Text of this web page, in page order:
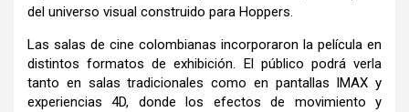
del universo visual construido para Hoppers.
Las salas de cine colombianas incorporaron la película en
distintos formatos de exhibición. El público podrá verla
tanto en salas tradicionales como en pantallas IMAX y
experiencias 4D, donde los efectos de movimiento y